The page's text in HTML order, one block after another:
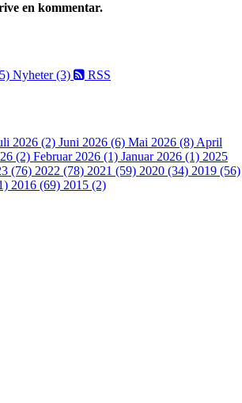
en kommentar.
Nyheter (3) RSS
2026 (2) Juni 2026 (6) Mai 2026 (8) April
(2) Februar 2026 (1) Januar 2026 (1) 2025
(76) 2022 (78) 2021 (59) 2020 (34) 2019 (56)
2016 (69) 2015 (2)